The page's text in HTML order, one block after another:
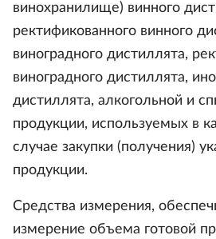
винохранилище) винного
ректификованного винного
виноградного дистиллята,
виноградного дистиллята,
дистиллята, алкогольной и
продукции, используемых в
случае закупки (получения)
продукции.
Средства измерения,
измерение объема готовой